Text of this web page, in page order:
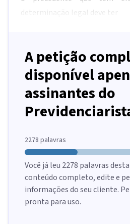
determinação legal deve ter
A petição
disponível
assinantes do
2278 palavras
Você já leu 2278 palavras
conteúdo completo, edite e
informações do seu cliente.
pronta para uso.